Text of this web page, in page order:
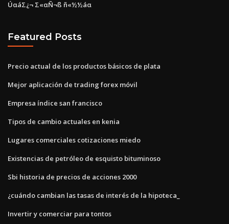
ÚαáΣ¿¬ Σ«αÑ¬ß ñ«½½áα
Featured Posts
Precio actual de los productos básicos de plata
Mejor aplicación de trading forex móvil
Empresa índice san francisco
Tipos de cambio actuales en kenia
Lugares comerciales cotizaciones miedo
Existencias de petróleo de esquisto bituminoso
Sbi historia de precios de acciones 2000
¿cuándo cambian las tasas de interés de la hipoteca_
Invertir y comerciar para tontos